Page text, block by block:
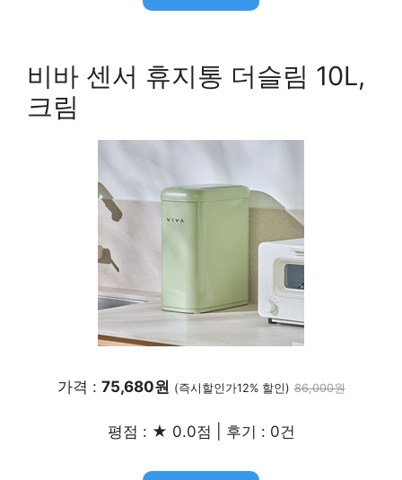
비바 센서 휴지통 더슬림 10L,
크림
가격 : 75,680원 (즉시할인가12% 할인) 86,000원
평점 : ★ 0.0점 | 후기 : 0건